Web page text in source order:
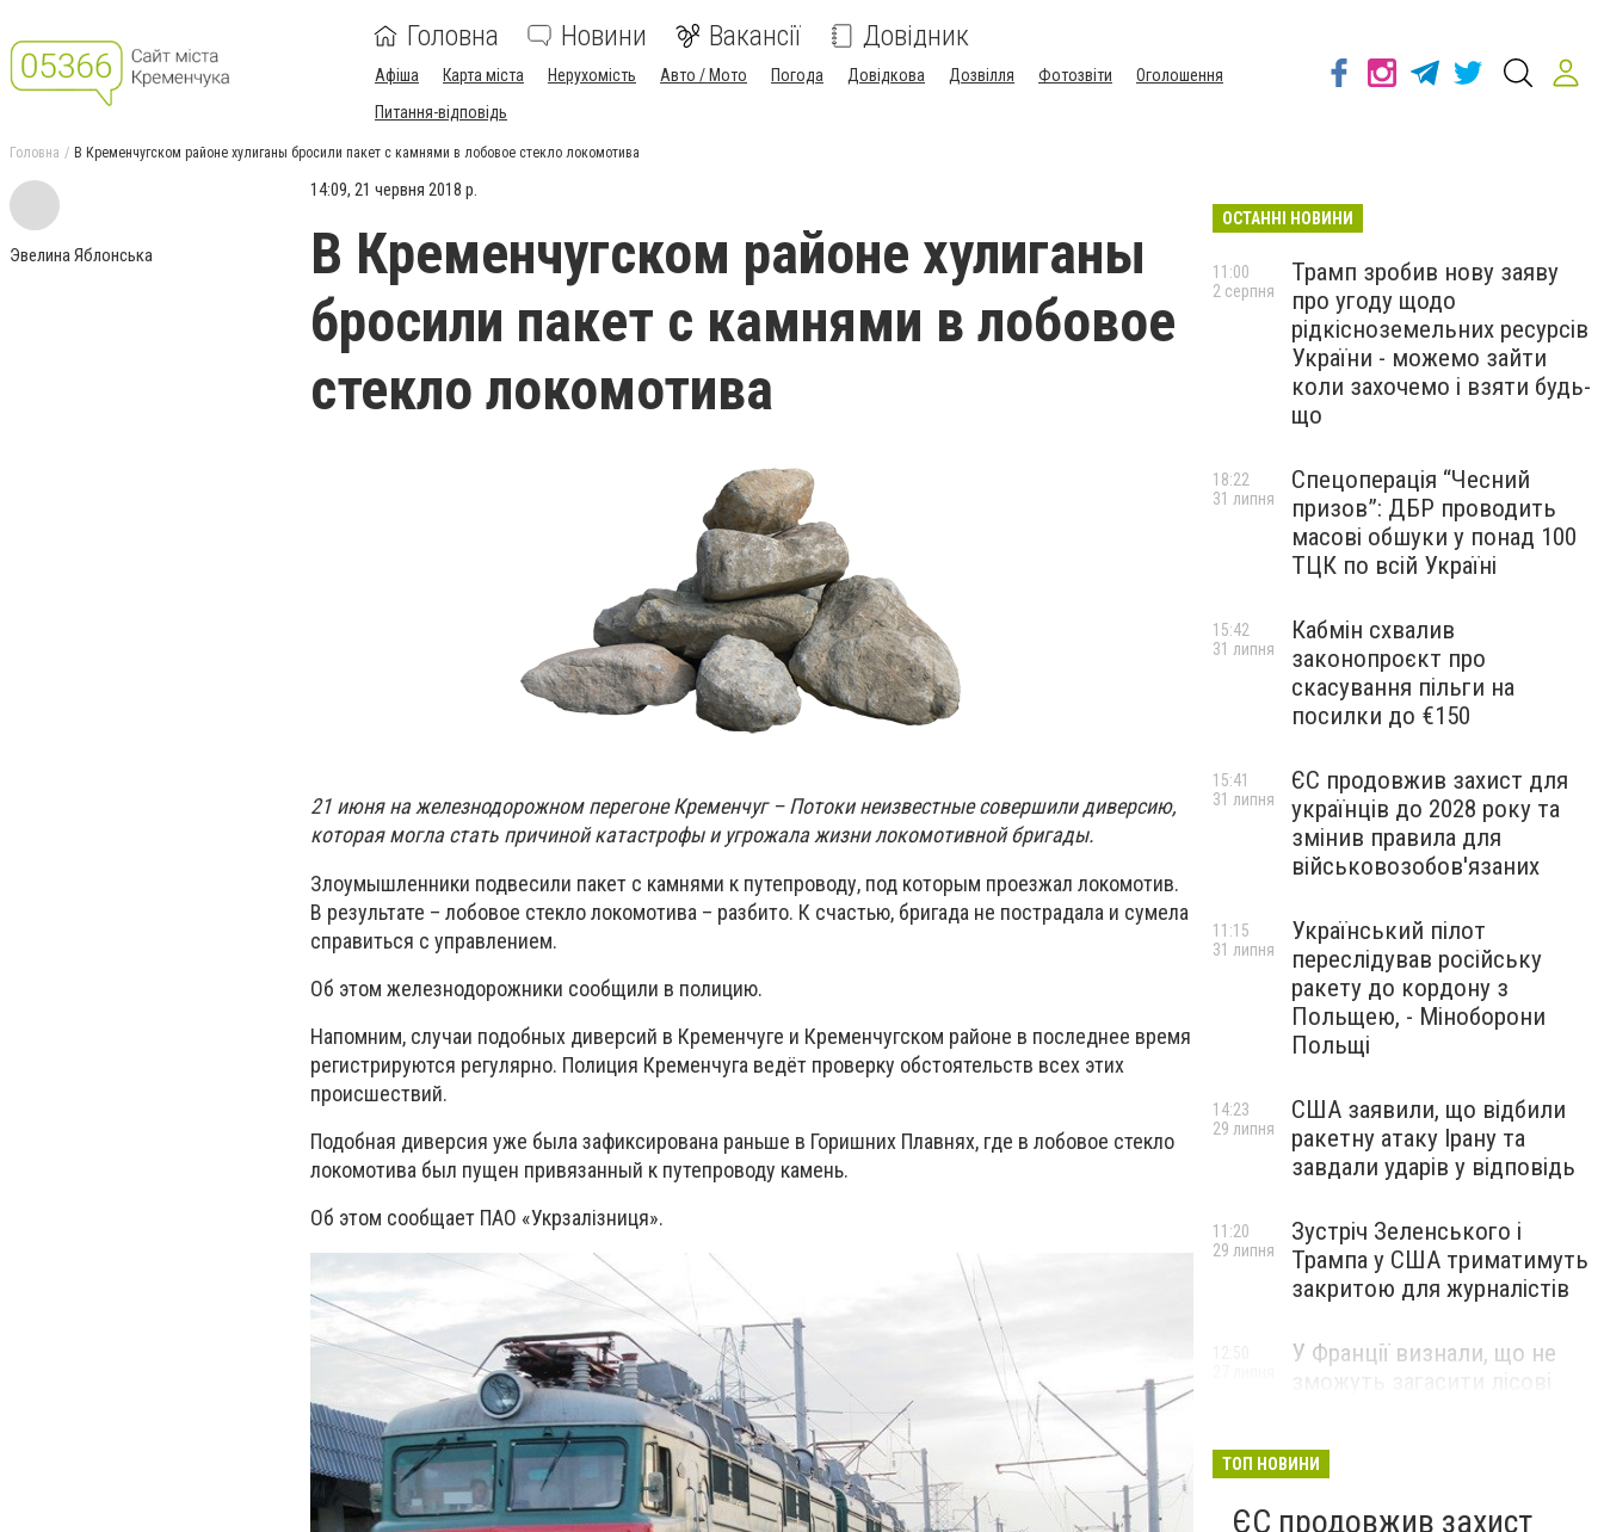
Головна Новини Вакансії Довідник
Афіша Карта міста Нерухомість Авто / Мото Погода Довідкова Дозвілля Фотозвіти
Оголошення
Питання-відповідь
Головна В Кременчугском районе хулиганы бросили пакет с камнями в лобовое стекло локомотива
Эвелина Яблонська
14:09, 21 червня 2018 р.
В Кременчугском районе хулиганы
бросили пакет с камнями в лобовое
стекло локомотива
21 июня на железнодорожном перегоне Кременчуг – Потоки неизвестные совершили диверсию,
которая могла стать причиной катастрофы и угрожала жизни локомотивной бригады.
Злоумышленники подвесили пакет с камнями к путепроводу, под которым проезжал локомотив.
В результате – лобовое стекло локомотива – разбито. К счастью, бригада не пострадала и сумела
справиться с управлением.
Об этом железнодорожники сообщили в полицию.
Напомним, случаи подобных диверсий в Кременчуге и Кременчугском районе в последнее время
регистрируются регулярно. Полиция Кременчуга ведёт проверку обстоятельств всех этих
происшествий.
Подобная диверсия уже была зафиксирована раньше в Горишних Плавнях, где в лобовое стекло
локомотива был пущен привязанный к путепроводу камень.
Об этом сообщает ПАО «Укрзалізниця».
ОСТАННІ НОВИНИ
Трамп зробив нову заяву
про угоду щодо
рідкісноземельних ресурсів
України - можемо зайти
коли захочемо і взяти будь-
що
11:00
2 серпня
Спецоперація “Чесний
призов”: ДБР проводить
масові обшуки у понад 100
ТЦК по всій Україні
18:22
31 липня
Кабмін схвалив
законопроєкт про
скасування пільги на
посилки до €150
15:42
31 липня
ЄС продовжив захист для
українців до 2028 року та
змінив правила для
військовозобов'язаних
15:41
31 липня
Український пілот
переслідував російську
ракету до кордону з
Польщею, - Міноборони
Польщі
11:15
31 липня
США заявили, що відбили
ракетну атаку Ірану та
завдали ударів у відповідь
14:23
29 липня
Зустріч Зеленського і
Трампа у США триматимуть
закритою для журналістів
11:20
29 липня
У Франції визнали, що не
ТОП НОВИНИ
ЄС продовжив захист